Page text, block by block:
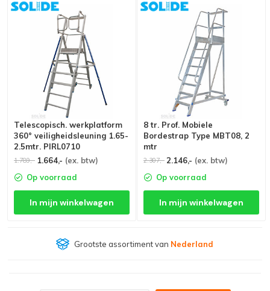
Telescopisch. werkplatform
360° veiligheidsleuning 1.65-
2.5mtr. PIRL0710
1.789,- 1.664,- (ex. btw)
Op voorraad
In mijn winkelwagen
8 tr. Prof. Mobiele
Bordestrap Type MBT08, 2
mtr
2.307,- 2.146,- (ex. btw)
Op voorraad
In mijn winkelwagen
Grootste assortiment van Nederland